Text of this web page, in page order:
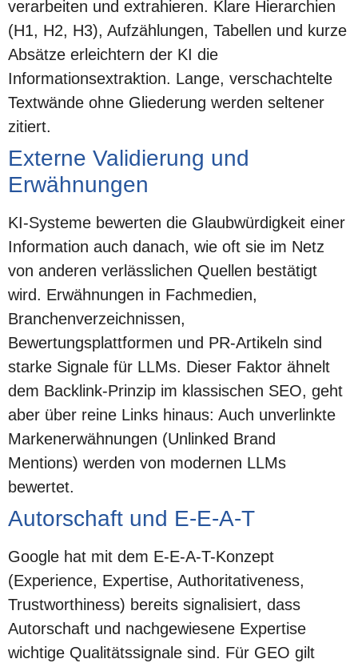
verarbeiten und extrahieren. Klare Hierarchien
(H1, H2, H3), Aufzählungen, Tabellen und kurze
Absätze erleichtern der KI die
Informationsextraktion. Lange, verschachtelte
Textwände ohne Gliederung werden seltener
zitiert.
Externe Validierung und
Erwähnungen
KI-Systeme bewerten die Glaubwürdigkeit einer
Information auch danach, wie oft sie im Netz
von anderen verlässlichen Quellen bestätigt
wird. Erwähnungen in Fachmedien,
Branchenverzeichnissen,
Bewertungsplattformen und PR-Artikeln sind
starke Signale für LLMs. Dieser Faktor ähnelt
dem Backlink-Prinzip im klassischen SEO, geht
aber über reine Links hinaus: Auch unverlinkte
Markenerwähnungen (Unlinked Brand
Mentions) werden von modernen LLMs
bewertet.
Autorschaft und E-E-A-T
Google hat mit dem E-E-A-T-Konzept
(Experience, Expertise, Authoritativeness,
Trustworthiness) bereits signalisiert, dass
Autorschaft und nachgewiesene Expertise
wichtige Qualitätssignale sind. Für GEO gilt